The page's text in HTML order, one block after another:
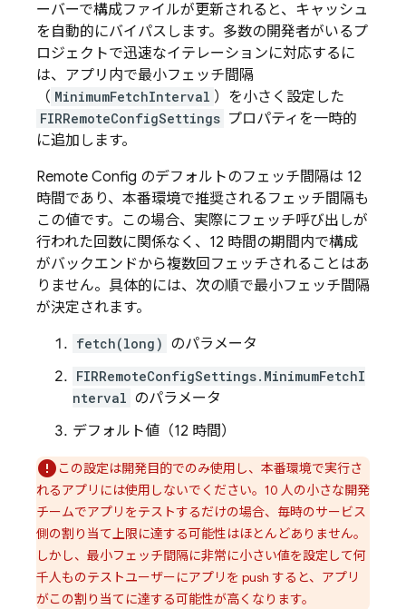
ーバーで構成ファイルが更新されると、キャッシュ
を自動的にバイパスします。多数の開発者がいるプ
ロジェクトで迅速なイテレーションに対応するに
は、アプリ内で最小フェッチ間隔
（ MinimumFetchInterval ）を小さく設定した
FIRRemoteConfigSettings プロパティを一時的
に追加します。
Remote Config のデフォルトのフェッチ間隔は 12
時間であり、本番環境で推奨されるフェッチ間隔も
この値です。この場合、実際にフェッチ呼び出しが
行われた回数に関係なく、12 時間の期間内で構成
がバックエンドから複数回フェッチされることはあ
りません。具体的には、次の順で最小フェッチ間隔
が決定されます。
fetch(long) のパラメータ
FIRRemoteConfigSettings.MinimumFetchI
nterval のパラメータ
デフォルト値（12 時間）
この設定は開発目的でのみ使用し、本番環境で実行さ
れるアプリには使用しないでください。10 人の小さな開発
チームでアプリをテストするだけの場合、毎時のサービス
側の割り当て上限に達する可能性はほとんどありません。
しかし、最小フェッチ間隔に非常に小さい値を設定して何
千人ものテストユーザーにアプリを push すると、アプリ
がこの割り当てに達する可能性が高くなります。